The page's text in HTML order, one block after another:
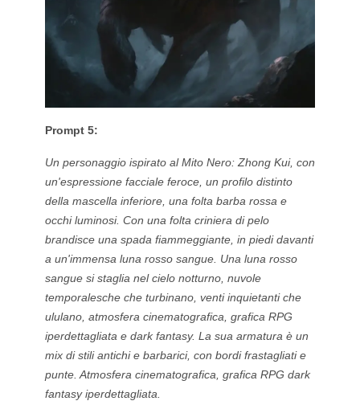
Prompt 5:
Un personaggio ispirato al Mito Nero: Zhong Kui, con
un'espressione facciale feroce, un profilo distinto
della mascella inferiore, una folta barba rossa e
occhi luminosi. Con una folta criniera di pelo
brandisce una spada fiammeggiante, in piedi davanti
a un'immensa luna rosso sangue. Una luna rosso
sangue si staglia nel cielo notturno, nuvole
temporalesche che turbinano, venti inquietanti che
ululano, atmosfera cinematografica, grafica RPG
iperdettagliata e dark fantasy. La sua armatura è un
mix di stili antichi e barbarici, con bordi frastagliati e
punte. Atmosfera cinematografica, grafica RPG dark
fantasy iperdettagliata.